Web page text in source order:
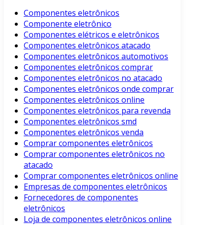
Componentes eletrônicos
Componente eletrônico
Componentes elétricos e eletrônicos
Componentes eletrônicos atacado
Componentes eletrônicos automotivos
Componentes eletrônicos comprar
Componentes eletrônicos no atacado
Componentes eletrônicos onde comprar
Componentes eletrônicos online
Componentes eletrônicos para revenda
Componentes eletrônicos smd
Componentes eletrônicos venda
Comprar componentes eletrônicos
Comprar componentes eletrônicos no
atacado
Comprar componentes eletrônicos online
Empresas de componentes eletrônicos
Fornecedores de componentes
eletrônicos
Loja de componentes eletrônicos online